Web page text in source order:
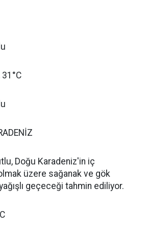
31°C
Doğu Karadeniz'in iç
üzere sağanak ve gök
geçeceği tahmin ediliyor.